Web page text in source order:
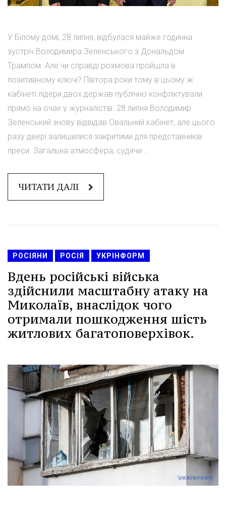
У Білому домі, 28 липня, відбулася майже годинна
зустріч Володимира Зеленського з Дональдом
Трампом. Але чи справді розмова пройшла в
позитивному ключі? Півтора роки тому в цьому ж
кабінеті лідери двох держав публічно конфліктували
прямо на очах у журналістів. 28 липня Володимир
Зеленський знову відвідав Овальний кабінет, але цього
разу двері залишилися закритими для представників
преси. Загальна атмосфера, судячи ...
ЧИТАТИ ДАЛІ
РОСІЯНИ РОСІЯ УКРІНФОРМ
Вдень російські війська
здійснили масштабну атаку на
Миколаїв, внаслідок чого
отримали пошкодження шість
житлових багатоповерхівок.